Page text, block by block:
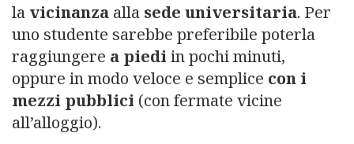
la vicinanza alla sede universitaria. Per
uno studente sarebbe preferibile poterla
raggiungere a piedi in pochi minuti,
oppure in modo veloce e semplice con i
mezzi pubblici (con fermate vicine
all’alloggio).